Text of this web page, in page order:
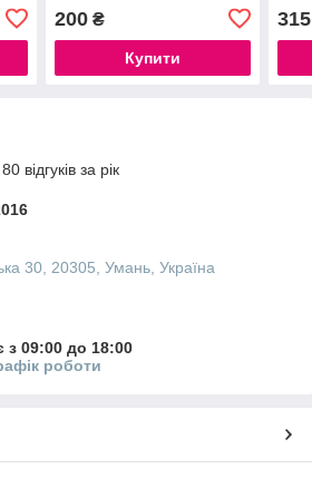
200₴
Купити
315
відгуків за рік
30, 20305, Умань, Україна
з 09:00 до 18:00
роботи